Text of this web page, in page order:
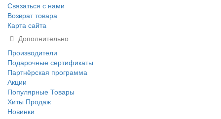
Связаться с нами
Возврат товара
Карта сайта
Дополнительно
Производители
Подарочные сертификаты
Партнёрская программа
Акции
Популярные Товары
Хиты Продаж
Новинки